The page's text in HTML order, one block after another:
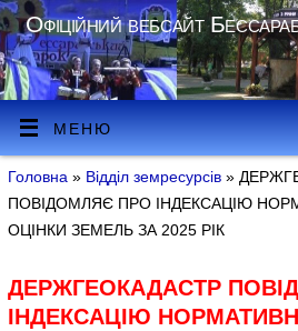
Офіційний вебсайт
МЕНЮ
Головна » Відділ земресурсів »
ПОВІДОМЛЯЄ ПРО ІНДЕКСАЦІЮ
ОЦІНКИ ЗЕМЕЛЬ ЗА 2025 РІК
ДЕРЖГЕОКАДАСТР
ІНДЕКСАЦІЮ